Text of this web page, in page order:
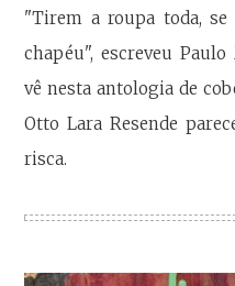
"Tirem a roupa toda,
chapéu", escreveu
vê nesta antologia de
Otto Lara Resende
risca.